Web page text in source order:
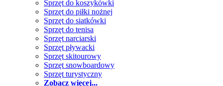
Sprzęt do koszykówki
Sprzęt do piłki nożnej
Sprzęt do siatkówki
Sprzęt do tenisa
Sprzęt narciarski
Sprzęt pływacki
Sprzęt skitourowy
Sprzęt snowboardowy
Sprzęt turystyczny
Zobacz więcej...